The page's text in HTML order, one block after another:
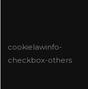
cookielawinfo-
checkbox-others